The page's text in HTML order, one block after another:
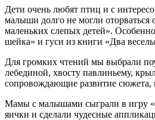
Дети очень любят птиц и с
малыши долго не могли
маленьких слепых детей».
шейка» и гуси из книги «Два
Для громких чтений мы выбрали
лебединой, хвосту павлиньему,
сопровождающие развитие сюжета,
Мамы с малышами сыграли в игру
яички и сделали чудесные